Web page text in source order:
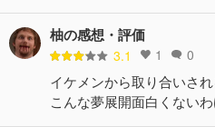
柚の感想・評価
3.1 1 0
イケメンから取り合いされ
こんな夢展開面白くないわ